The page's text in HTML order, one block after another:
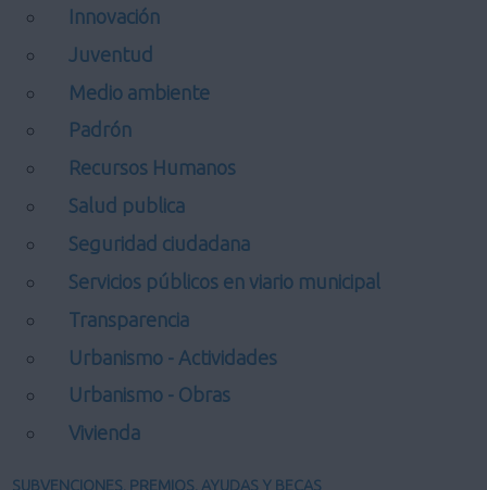
Innovación
Juventud
Medio ambiente
Padrón
Recursos Humanos
Salud publica
Seguridad ciudadana
Servicios públicos en viario municipal
Transparencia
Urbanismo - Actividades
Urbanismo - Obras
Vivienda
SUBVENCIONES, PREMIOS, AYUDAS Y BECAS